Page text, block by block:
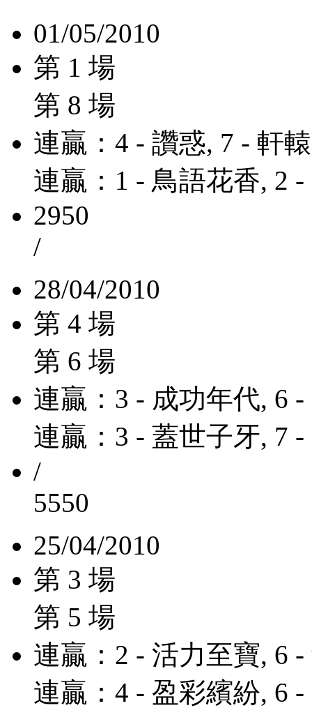
01/05/2010
第 1 場
第 8 場
連贏：4 - 讚惑, 7 - 軒
連贏：1 - 鳥語花香, 2
2950
/
28/04/2010
第 4 場
第 6 場
連贏：3 - 成功年代, 6
連贏：3 - 蓋世子牙, 7
/
5550
25/04/2010
第 3 場
第 5 場
連贏：2 - 活力至寶, 6 -
連贏：4 - 盈彩繽紛, 6